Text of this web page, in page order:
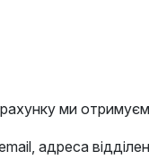
ми
адреса